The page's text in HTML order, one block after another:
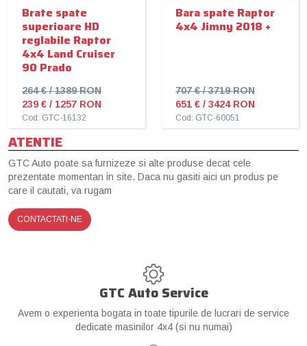
Brate spate
superioare HD
reglabile Raptor
4x4 Land Cruiser
90 Prado
264 € / 1389 RON
239 € / 1257 RON
Cod: GTC-16132
Bara spate Raptor
4x4 Jimny 2018 +
707 € / 3719 RON
651 € / 3424 RON
Cod: GTC-60051
ATENTIE
GTC Auto poate sa furnizeze si alte produse decat cele
prezentate momentan in site. Daca nu gasiti aici un produs pe
care il cautati, va rugam
CONTACTATI-NE
GTC Auto Service
Avem o experienta bogata in toate tipurile de lucrari de service
dedicate masinilor 4x4 (si nu numai)